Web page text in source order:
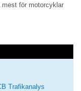
mest för motorcyklar
Trafikanalys